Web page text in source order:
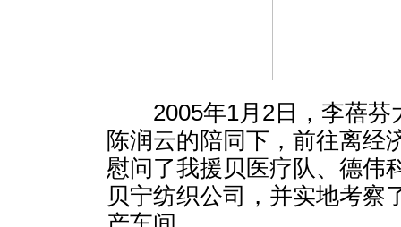
2005年1月2日，李蓓芬
陈润云的陪同下，前往离经
慰问了我援贝医疗队、德伟
贝宁纺织公司，并实地考察